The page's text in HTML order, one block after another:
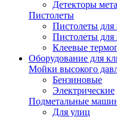
Детекторы
Пистолеты
Пистолеты для
Пистолеты
Клеевые
Оборудование для
Мойки высокого
Бензиновые
Электрические
Подметальные
Для улиц